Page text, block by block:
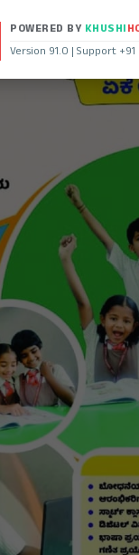
POWERED BY KHUSHI
Version 91.0 | Support